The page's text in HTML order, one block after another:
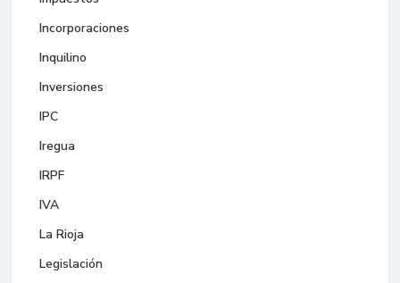
Incorporaciones
Inquilino
Inversiones
IPC
Iregua
IRPF
IVA
La Rioja
Legislación